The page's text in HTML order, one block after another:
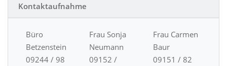
Kontaktaufnahme
Büro
Betzenstein
09244 / 98
Frau Sonja
Neumann
09152 /
Frau Carmen
Baur
09151 / 82